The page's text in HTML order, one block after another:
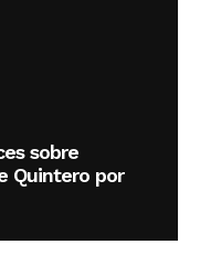
sobre
Quintero por